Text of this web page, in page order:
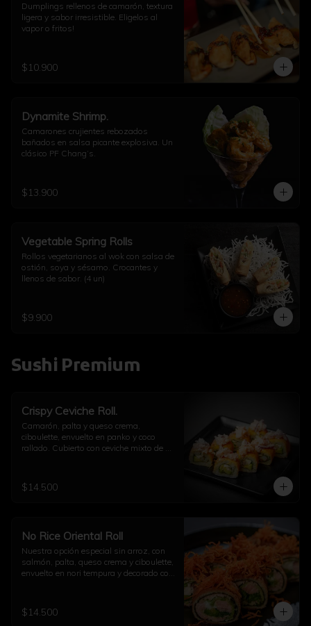
Dumplings rellenos de camarón, textura
ligera y sabor irresistible. Eligelos al
vapor o fritos!
$10.900
Dynamite Shrimp.
Camarones crujientes rebozados
bañados en salsa picante explosiva. Un
clásico PF Chang’s.
$13.900
Vegetable Spring Rolls
Rollos vegetarianos al wok con salsa de
ostión, soya y sésamo. Crocantes y
llenos de sabor. (4 un)
$9.900
Sushi Premium
Crispy Ceviche Roll.
Camarón, palta y queso crema,
ciboulette, envuelto en panko y coco
rallado. Cubierto con ceviche mixto de
$14.500
No Rice Oriental Roll
Nuestra opción especial sin arroz, con
salmón, palta, queso crema y ciboulette,
envuelto en nori tempura y decorado con
$14.500